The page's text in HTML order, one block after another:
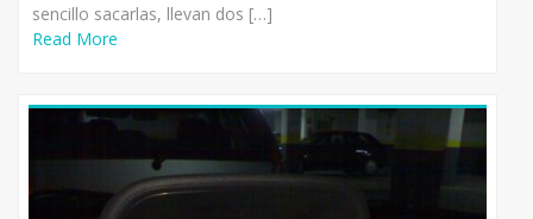
sencillo sacarlas, llevan dos […]
Read More